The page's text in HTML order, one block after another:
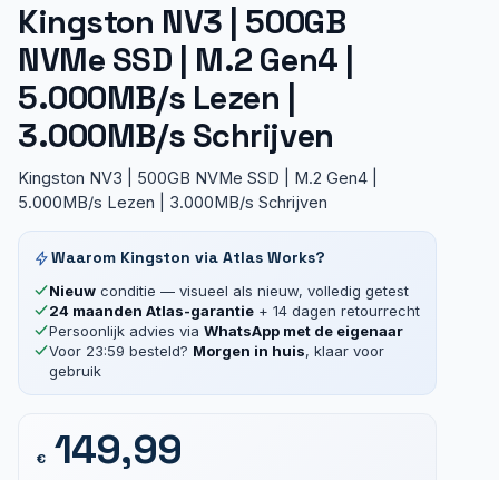
Kingston NV3 | 500GB
NVMe SSD | M.2 Gen4 |
5.000MB/s Lezen |
3.000MB/s Schrijven
Kingston NV3 | 500GB NVMe SSD | M.2 Gen4 |
5.000MB/s Lezen | 3.000MB/s Schrijven
Waarom Kingston via Atlas Works?
Nieuw conditie — visueel als nieuw, volledig getest
24 maanden Atlas-garantie + 14 dagen retourrecht
Persoonlijk advies via WhatsApp met de eigenaar
Voor 23:59 besteld? Morgen in huis, klaar voor
gebruik
€149,99